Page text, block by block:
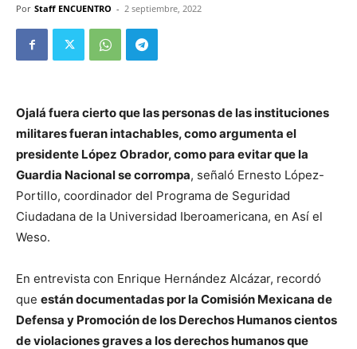
Por Staff ENCUENTRO - 2 septiembre, 2022
Ojalá fuera cierto que las personas de las instituciones
militares fueran intachables, como argumenta el
presidente López Obrador, como para evitar que la
Guardia Nacional se corrompa, señaló Ernesto López-
Portillo, coordinador del Programa de Seguridad
Ciudadana de la Universidad Iberoamericana, en Así el
Weso.
En entrevista con Enrique Hernández Alcázar, recordó
que están documentadas por la Comisión Mexicana de
Defensa y Promoción de los Derechos Humanos cientos
de violaciones graves a los derechos humanos que